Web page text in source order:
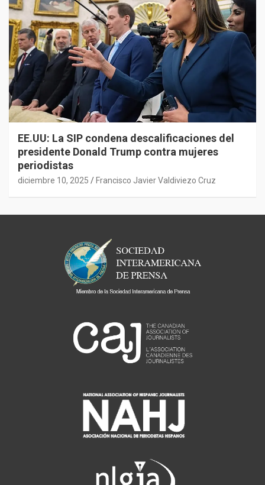
EE.UU: La SIP condena descalificaciones del
presidente Donald Trump contra mujeres
periodistas
diciembre 10, 2025 Francisco Javier Valdiviezo Cruz